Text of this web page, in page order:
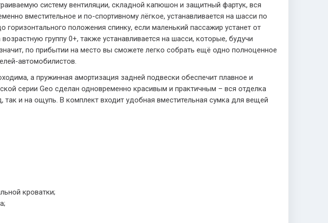
систему вентиляции, складной капюшон и защитный фартук, вся
вместительное и по-спортивному лёгкое, устанавливается на шасси по
положения спинку, если маленький пассажир устанет от
группу 0+, также устанавливается на шасси, которые, будучи
по прибытии на место вы сможете легко собрать ещё одно полноценное
автомобилистов.
а пружинная амортизация задней подвески обеспечит плавное и
серии Geo сделан одновременно красивым и практичным – вся отделка
и на ощупь. В комплект входит удобная вместительная сумка для вещей
кроватки;